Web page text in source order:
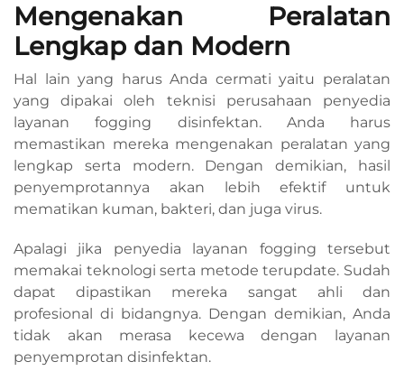
Mengenakan Peralatan
Lengkap dan Modern
Hal lain yang harus Anda cermati yaitu peralatan
yang dipakai oleh teknisi perusahaan penyedia
layanan fogging disinfektan. Anda harus
memastikan mereka mengenakan peralatan yang
lengkap serta modern. Dengan demikian, hasil
penyemprotannya akan lebih efektif untuk
mematikan kuman, bakteri, dan juga virus.
Apalagi jika penyedia layanan fogging tersebut
memakai teknologi serta metode terupdate. Sudah
dapat dipastikan mereka sangat ahli dan
profesional di bidangnya. Dengan demikian, Anda
tidak akan merasa kecewa dengan layanan
penyemprotan disinfektan.